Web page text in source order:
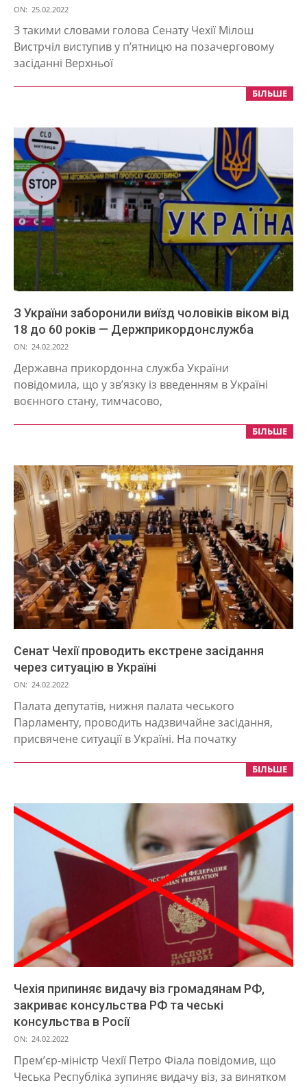
2022-
02-
25
ON: 25.02.2022
З такими словами голова Сенату Чехії Мілош
Вистрчіл виступив у п’ятницю на позачерговому
засіданні Верхньої
БІЛЬШЕ
З України заборонили виїзд чоловіків віком від
18 до 60 років — Держприкордонслужба
2022-
02-
24
ON: 24.02.2022
Державна прикордонна служба України
повідомила, що у зв’язку із введенням в Україні
воєнного стану, тимчасово,
БІЛЬШЕ
Сенат Чехії проводить екстрене засідання
через ситуацію в Україні
2022-
02-
24
ON: 24.02.2022
Палата депутатів, нижня палата чеського
Парламенту, проводить надзвичайне засідання,
присвячене ситуації в Україні. На початку
БІЛЬШЕ
Чехія припиняє видачу віз громадянам РФ,
закриває консульства РФ та чеські
консульства в Росії
2022-
02-
24
ON: 24.02.2022
Прем’єр-міністр Чехії Петро Фіала повідомив, що
Чеська Республіка зупиняє видачу віз, за ​​винятком